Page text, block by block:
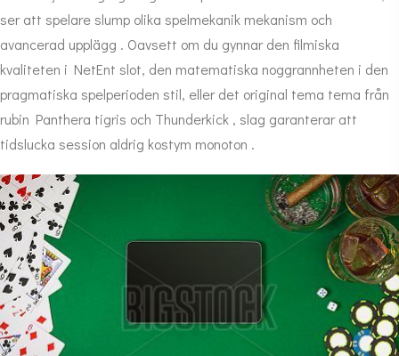
ser att spelare slump olika spelmekanik mekanism och
avancerad upplägg . Oavsett om du gynnar den filmiska
kvaliteten i NetEnt slot, den matematiska noggrannheten i den
pragmatiska spelperioden stil, eller det original tema tema från
rubin Panthera tigris och Thunderkick , slag garanterar att
tidslucka session aldrig kostym monoton .